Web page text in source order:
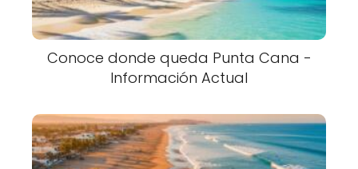
Conoce donde queda Punta Cana -
Información Actual